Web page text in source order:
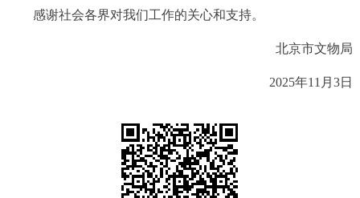
感谢社会各界对我们工作的关心和支持。
北京市文物局
2025年11月3日